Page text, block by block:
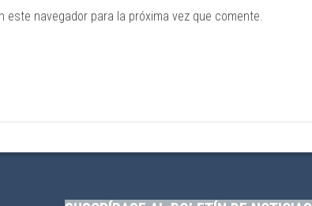
este navegador para la próxima vez que comente.